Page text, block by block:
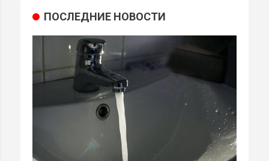
ПОСЛЕДНИЕ НОВОСТИ